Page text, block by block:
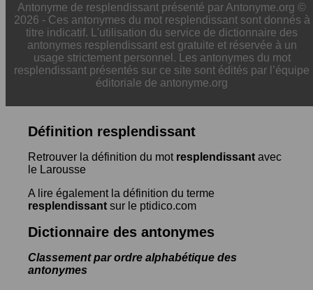
Antonyme de resplendissant présenté par Antonyme.org ©
2026 - Ces antonymes du mot resplendissant sont donnés à
titre indicatif. L'utilisation du service de dictionnaire des
antonymes resplendissant est gratuite et réservée à un
usage strictement personnel. Les antonymes du mot
resplendissant présentés sur ce site sont édités par l’équipe
éditoriale de antonyme.org
Définition resplendissant
Retrouver la définition du mot resplendissant avec
le Larousse
A lire également la définition du terme
resplendissant sur le ptidico.com
Dictionnaire des antonymes
Classement par ordre alphabétique des
antonymes